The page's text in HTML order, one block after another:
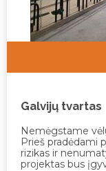
Galvijų tvartas
Nemėgstame
Prieš pradėdami
rizikas ir
projektas bus